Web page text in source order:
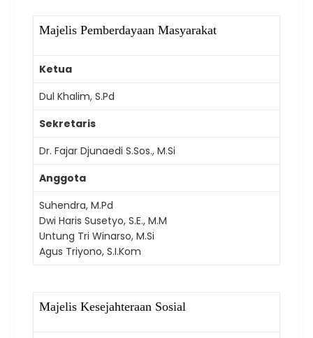
Majelis Pemberdayaan Masyarakat
Ketua
Dul Khalim, S.Pd
Sekretaris
Dr. Fajar Djunaedi S.Sos., M.Si
Anggota
Suhendra, M.Pd
Dwi Haris Susetyo, S.E., M.M
Untung Tri Winarso, M.Si
Agus Triyono, S.I.Kom
Majelis Kesejahteraan Sosial